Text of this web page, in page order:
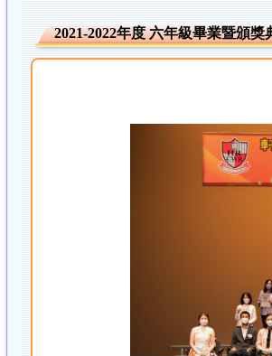
2021-2022年度 六年級畢業暨頒獎